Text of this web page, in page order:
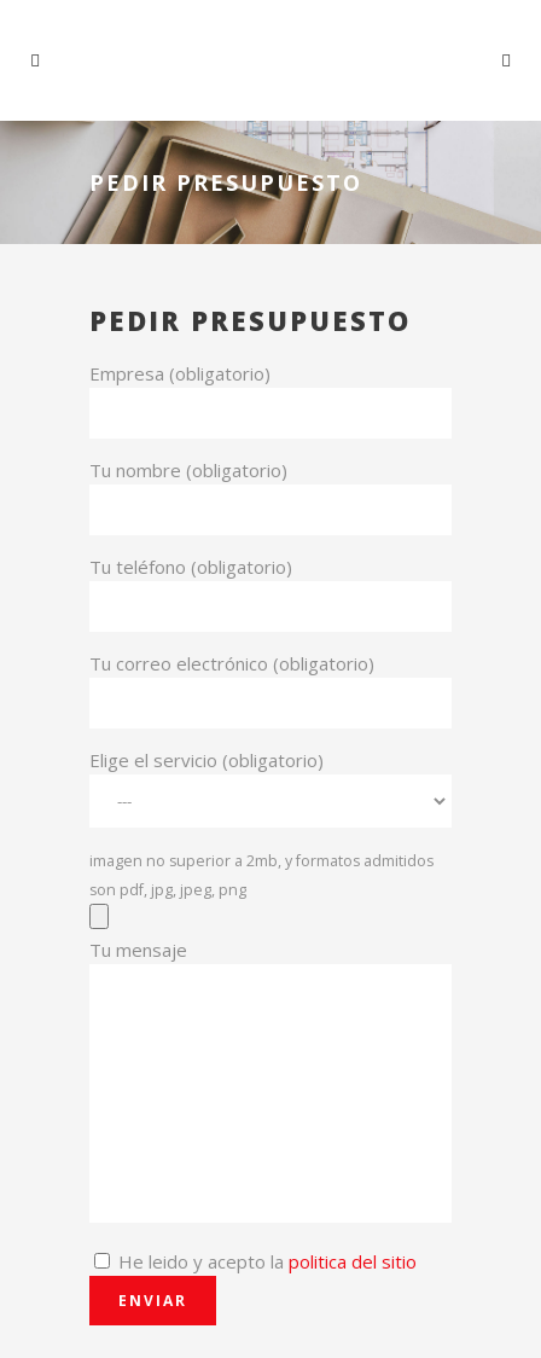
PEDIR PRESUPUESTO
PEDIR PRESUPUESTO
Empresa (obligatorio)
Tu nombre (obligatorio)
Tu teléfono (obligatorio)
Tu correo electrónico (obligatorio)
Elige el servicio (obligatorio)
imagen no superior a 2mb, y formatos admitidos
son pdf, jpg, jpeg, png
Tu mensaje
He leido y acepto la politica del sitio